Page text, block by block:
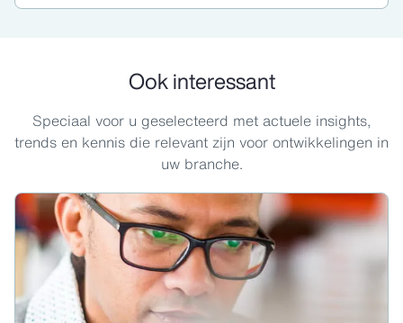
Ook interessant
Speciaal voor u geselecteerd met actuele insights,
trends en kennis die relevant zijn voor ontwikkelingen in
uw branche.